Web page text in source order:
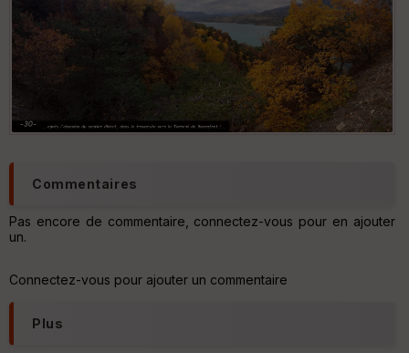
Commentaires
Pas encore de commentaire, connectez-vous pour en ajouter
un.
Connectez-vous pour ajouter un commentaire
Plus